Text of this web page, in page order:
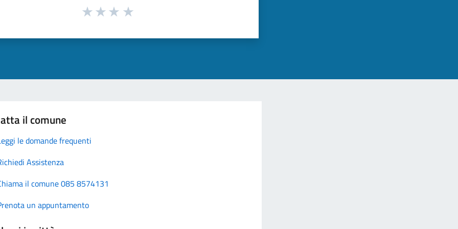
il comune
le domande frequenti
Assistenza
il comune 085 8574131
un appuntamento